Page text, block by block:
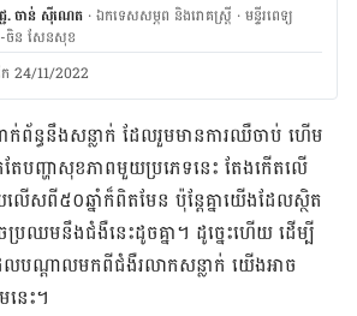
ជ. ចាន់ ស៊ីណេត ·ឯកទេសសម្ភព និងរោគស្ត្រី ·ម​ន្ទីរពេទ្យ
ា-ចិន សែនសុខ
ែ 24/11/2022
ក់ព័ន្ធ​នឹង​សន្លាក់​ ដែល​រួម​មាន​ការ​ឈឺចាប់ ហើម​
ែ​បញ្ហា​សុខភាព​មួយ​ប្រភេទ​នេះ តែង​កើត​លើ​
ស​ពី​៥០​ឆ្នាំ​ក៏​ពិត​មែន​ ប៉ុន្តែ​គ្នា​យើង​ដែល​ស្ថិត​
ប្រឈម​នឹង​ជំងឺ​នេះ​ដូច​គ្នា។ ដូច្នេះ​ហើយ​ ដើម្បី​
ល​បណ្ដាល​មក​ពី​ជំងឺ​រលាក​សន្លាក់​ យើង​អាច​
នេះ។